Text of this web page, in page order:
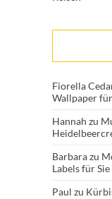
Fiorella
Wallpaper
Hannah zu
Barbarazu
Labels für
Paul zu